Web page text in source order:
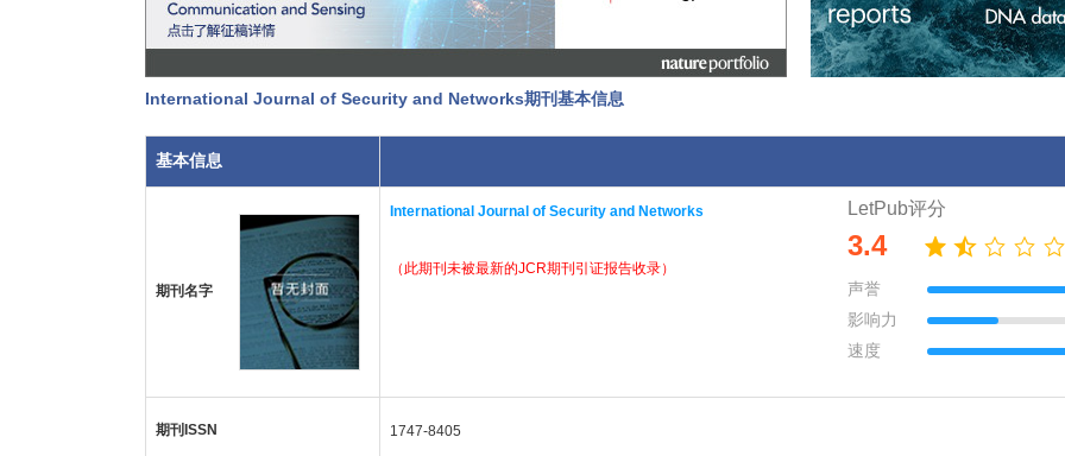
International Journal of Security and Networks期刊基本信息
基本信息
期刊名字
International Journal of Security and Networks
（此期刊未被最新的JCR期刊引证报告收录）
LetPub评分
3.4
声誉
影响力
速度
期刊ISSN 1747-8405